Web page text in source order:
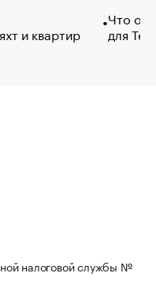
и квартир
Что
для
налоговой службы №